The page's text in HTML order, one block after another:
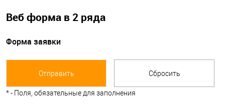
Веб форма в 2 ряда
Форма заявки
*- Поля, обязательные для заполнения